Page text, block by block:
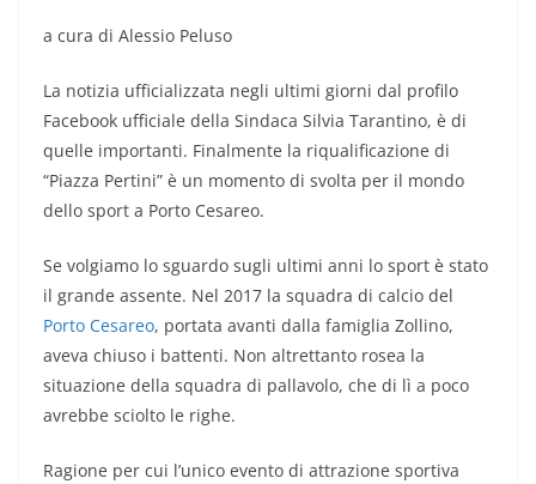
a cura di Alessio Peluso
La notizia ufficializzata negli ultimi giorni dal profilo
Facebook ufficiale della Sindaca Silvia Tarantino, è di
quelle importanti. Finalmente la riqualificazione di
“Piazza Pertini” è un momento di svolta per il mondo
dello sport a Porto Cesareo.
Se volgiamo lo sguardo sugli ultimi anni lo sport è stato
il grande assente. Nel 2017 la squadra di calcio del
Porto Cesareo, portata avanti dalla famiglia Zollino,
aveva chiuso i battenti. Non altrettanto rosea la
situazione della squadra di pallavolo, che di lì a poco
avrebbe sciolto le righe.
Ragione per cui l’unico evento di attrazione sportiva